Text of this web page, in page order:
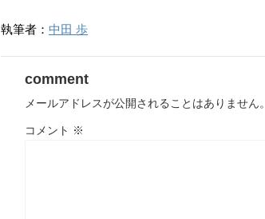
執筆者： 中田 歩
comment
メールアドレスが公開されることはありません。
コメント ※